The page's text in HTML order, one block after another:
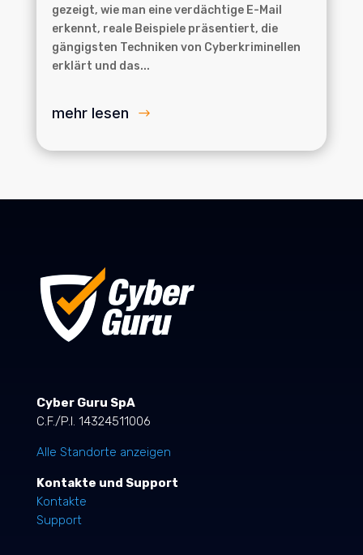
gezeigt, wie man eine verdächtige E-Mail
erkennt, reale Beispiele präsentiert, die
gängigsten Techniken von Cyberkriminellen
erklärt und das...
mehr lesen
Cyber Guru SpA
C.F./P.I. 14324511006
Alle Standorte anzeigen
Kontakte und Support
Kontakte
Support